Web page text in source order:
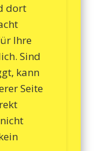
dort
Ihre
Sind
kann
Seite